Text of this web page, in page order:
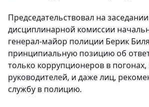
Председательствовал на заседании
дисциплинарной комиссии
генерал-майор полиции Берик
принципиальную позицию об
только коррупционеров в погонах,
руководителей, и даже лиц,
службу в полицию.